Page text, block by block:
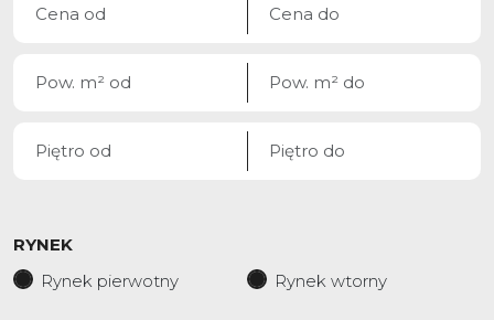
RYNEK
Rynek pierwotny
Rynek wtorny